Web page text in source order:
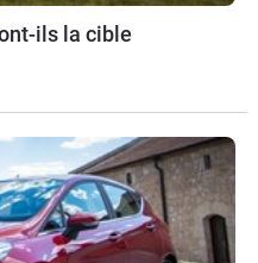
ils la cible